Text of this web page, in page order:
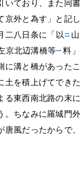
いており、また同
京外と為す」と記
二八日条に「以
京北辺溝橋等
料
に溝と橋があった
土を積上げてでき
る東西南北路の末
。ちなみに羅城門
唐風だったからで